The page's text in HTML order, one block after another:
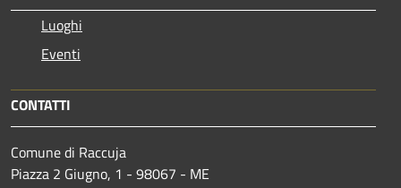
Luoghi
Eventi
CONTATTI
Comune di Raccuja
Piazza 2 Giugno, 1 - 98067 - ME